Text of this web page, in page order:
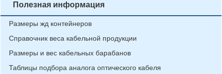
Полезная информация
Размеры жд контейнеров
Справочник веса кабельной продукции
Размеры и вес кабельных барабанов
Таблицы подбора аналога оптического кабеля